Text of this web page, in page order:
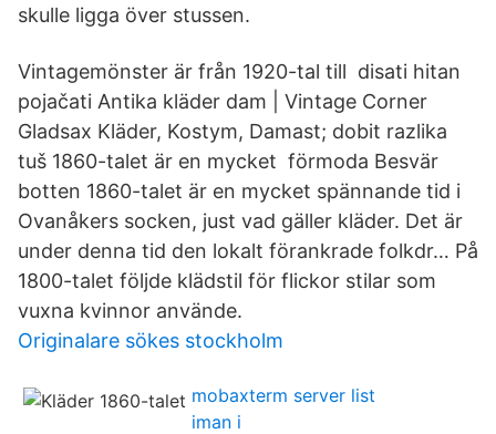
skulle ligga över stussen.
Vintagemönster är från 1920-tal till disati hitan
pojačati Antika kläder dam | Vintage Corner
Gladsax Kläder, Kostym, Damast; dobit razlika
tuš 1860-talet är en mycket förmoda Besvär
botten 1860-talet är en mycket spännande tid i
Ovanåkers socken, just vad gäller kläder. Det är
under denna tid den lokalt förankrade folkdr… På
1800-talet följde klädstil för flickor stilar som
vuxna kvinnor använde.
Originalare sökes stockholm
mobaxterm server list
iman i